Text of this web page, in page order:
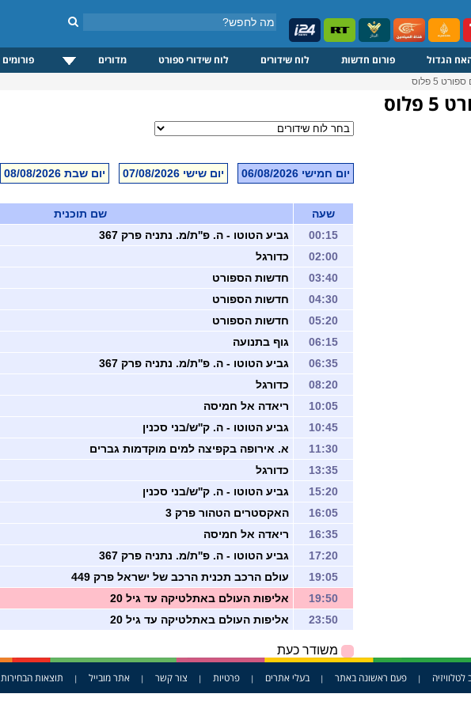
הגדול פורום חדשות לוח שידורים לוח שידורי ספורט מדורים פורומים
5 פלוס
יום חמישי 06/08/2026 יום שישי 07/08/2026 יום שבת 08/08/2026
שעה שם תוכנית
00:15
גביע הטוטו - ה. פ''ת/מ. נתניה פרק 367
02:00
כדורגל
03:40
חדשות הספורט
04:30
חדשות הספורט
05:20
חדשות הספורט
06:15
גוף בתנועה
06:35
גביע הטוטו - ה. פ''ת/מ. נתניה פרק 367
08:20
כדורגל
10:05
ריאדה אל חמיסה
10:45
גביע הטוטו - ה. ק''ש/בני סכנין
11:30
א. אירופה בקפיצה למים מוקדמות גברים
13:35
כדורגל
15:20
גביע הטוטו - ה. ק''ש/בני סכנין
16:05
האקסטרים הטהור פרק 3
16:35
ריאדה אל חמיסה
17:20
גביע הטוטו - ה. פ''ת/מ. נתניה פרק 367
19:05
עולם הרכב תכנית הרכב של ישראל פרק 449
19:50
אליפות העולם באתלטיקה עד גיל 20
23:50
אליפות העולם באתלטיקה עד גיל 20
משודר כעת
| פעם ראשונה באתר | בעלי אתרים | פרטיות | צור קשר | אתר מובייל | תוצאות הבחירות